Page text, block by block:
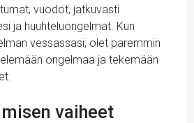
vuodot, jatkuvasti
ja huuhteluongelmat. Kun
vessassasi, olet paremmin
ongelmaa ja tekemään
vaiheet